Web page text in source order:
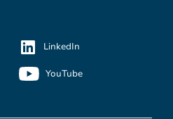
LinkedIn
YouTube